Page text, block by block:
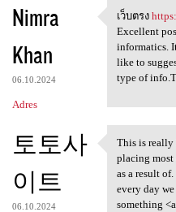
Nimra
Khan
06.10.2024
Adres
เว็บตรง
เว็บตรง
Excellent
informatics.
like to
type of
토토사
이트
06.10.2024
This is
This is
placing most
as a result
every day
something